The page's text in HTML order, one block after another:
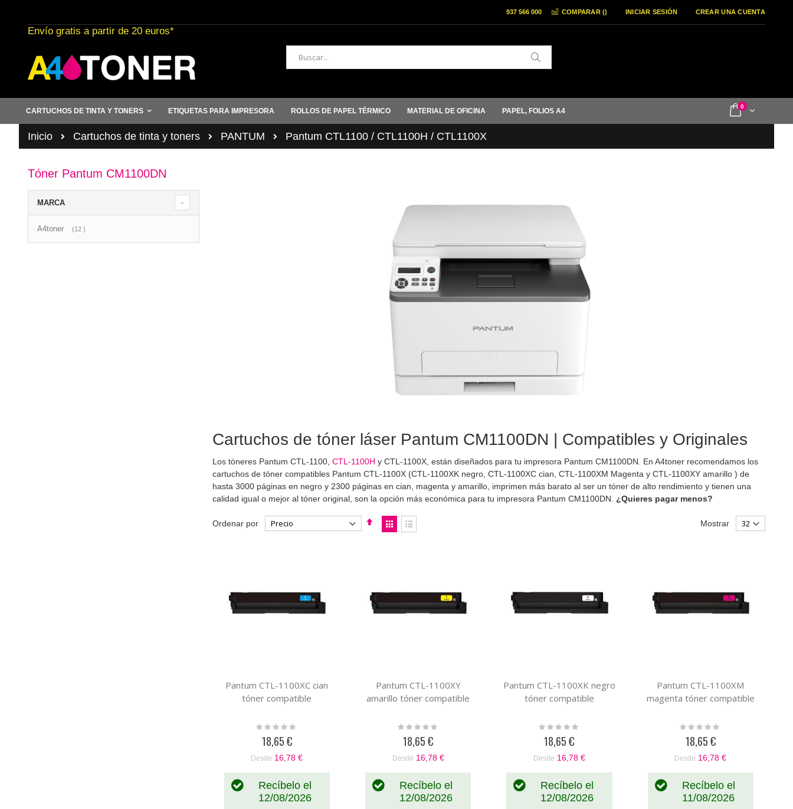
al
contenido
COMPARAR () INICIAR SESIÓN CREAR UNA CUENTA
937 566 000
Envío gratis a partir de 20 euros*
Buscar
Cart
0items
CARTUCHOS DE TINTA Y TONERS ETIQUETAS PARA IMPRESORA ROLLOS DE PAPEL TÉRMICO MATERIAL DE OFICINA PAPEL, FOLIOS A4
Inicio Cartuchos de tinta y toners PANTUM Pantum CTL1100 / CTL1100H / CTL1100X
Tóner Pantum CM1100DN
Cartuchos de tóner láser Pantum CM1100DN | Compatibles y Originales
Los tóneres Pantum CTL-1100, CTL-1100H y CTL-1100X, están diseñados para tu impresora Pantum CM1100DN. En A4toner recomendamos los
cartuchos de tóner compatibles Pantum CTL-1100X (CTL-1100XK negro, CTL-1100XC cian, CTL-1100XM Magenta y CTL-1100XY amarillo ) de
hasta 3000 páginas en negro y 2300 páginas en cian, magenta y amarillo, imprimen más barato al ser un tóner de alto rendimiento y tienen una
calidad igual o mejor al tóner original, son la opción más económica para tu impresora Pantum CM1100DN.
¿Quieres pagar menos?
Ordenar por
Fijar
Dirección
Ver
como
Mostrar
Pantum CTL-1100XC cian
tóner compatible
Rating:
18,65 €
Desde 16,78 €
Recíbelo el
12/08/2026
Pantum CTL-1100XY
amarillo tóner compatible
Rating:
18,65 €
Desde 16,78 €
Recíbelo el
12/08/2026
Pantum CTL-1100XK negro
tóner compatible
Rating:
18,65 €
Desde 16,78 €
Recíbelo el
12/08/2026
Pantum CTL-1100XM
magenta tóner compatible
Rating:
18,65 €
Desde 16,78 €
Recíbelo el
11/08/2026
MARCA
A4toner 12 artículo